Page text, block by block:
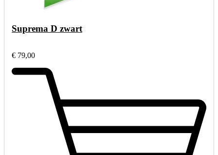
Suprema D zwart
€ 79,00